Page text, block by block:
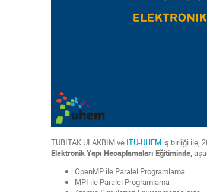
TÜBİTAK ULAKBİM ve İTÜ-UHEM iş birliği ile,
Elektronik Yapı Hesaplamaları Eğitiminde,
OpenMP ile Paralel Programlama
MPI ile Paralel Programlama